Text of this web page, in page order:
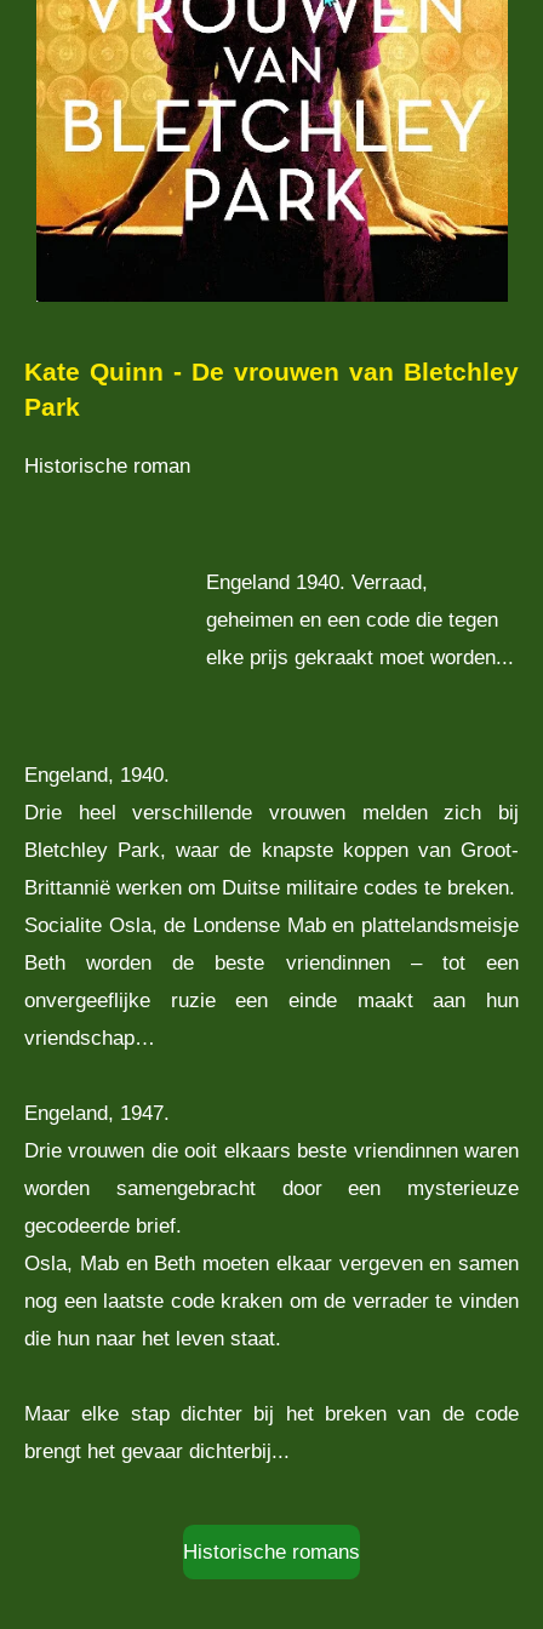
Kate Quinn - De vrouwen van Bletchley
Park
Historische roman
Engeland 1940. Verraad,
geheimen en een code die tegen
elke prijs gekraakt moet worden...
Engeland, 1940.
Drie heel verschillende vrouwen melden zich bij
Bletchley Park, waar de knapste koppen van Groot-
Brittannië werken om Duitse militaire codes te breken.
Socialite Osla, de Londense Mab en plattelandsmeisje
Beth worden de beste vriendinnen – tot een
onvergeeflijke ruzie een einde maakt aan hun
vriendschap…
Engeland, 1947.
Drie vrouwen die ooit elkaars beste vriendinnen waren
worden samengebracht door een mysterieuze
gecodeerde brief.
Osla, Mab en Beth moeten elkaar vergeven en samen
nog een laatste code kraken om de verrader te vinden
die hun naar het leven staat.
Maar elke stap dichter bij het breken van de code
brengt het gevaar dichterbij...
Historische romans